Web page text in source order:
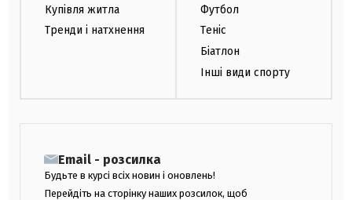
Купівля житла
Тренди і натхнення
Футбол
Теніс
Біатлон
Інші види спорту
Email - розсилка
Будьте в курсі всіх новин і оновлень!
Перейдіть на сторінку наших розсилок, щоб